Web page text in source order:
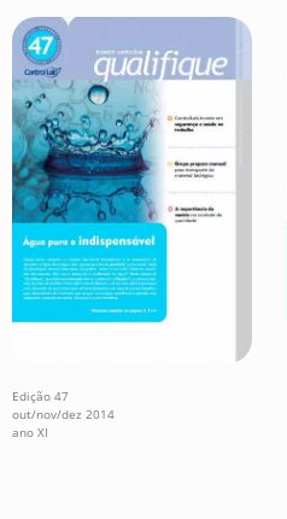
Edição 47
out/nov/dez 2014
ano XI